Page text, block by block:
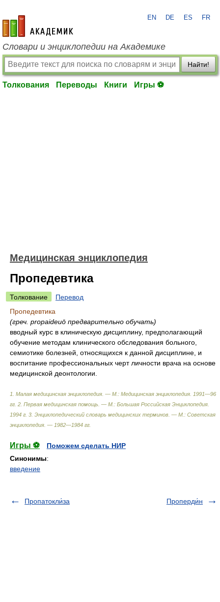
academic.ru
EN DE ES FR
Словари и энциклопедии на Академике
Найти!
Толкования Переводы Книги Игры ⚽
Медицинская энциклопедия
Пропедевтика
Толкование
Перевод
Пропедевтика
(греч. propaideuō предварительно обучать)
вводный курс в клиническую дисциплину, предполагающий
обучение методам клинического обследования больного,
семиотике болезней, относящихся к данной дисциплине, и
воспитание профессиональных черт личности врача на основе
медицинской деонтологии.
1. Малая медицинская энциклопедия. — М.: Медицинская энциклопедия. 1991—96
гг. 2. Первая медицинская помощь. — М.: Большая Российская Энциклопедия.
1994 г. 3. Энциклопедический словарь медицинских терминов. — М.: Советская
энциклопедия. — 1982—1984 гг
Игры ⚽
Поможем сделать НИР
Синонимы:
введение
Пропатокли́за Проперди́н